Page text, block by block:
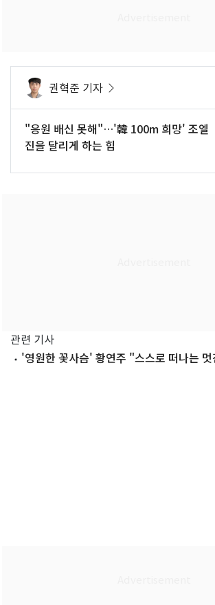
권혁준 기자
"응원 배신 못해"…'韓 100m 희망' 조엘
진을 달리게 하는 힘
관련 기사
'영원한 꽃사슴' 황연주 "스스로 떠나는